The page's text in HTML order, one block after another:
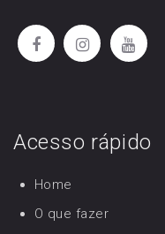
Acesso rápido
Home
O que fazer